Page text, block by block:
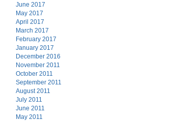
June 2017
May 2017
April 2017
March 2017
February 2017
January 2017
December 2016
November 2011
October 2011
September 2011
August 2011
July 2011
June 2011
May 2011